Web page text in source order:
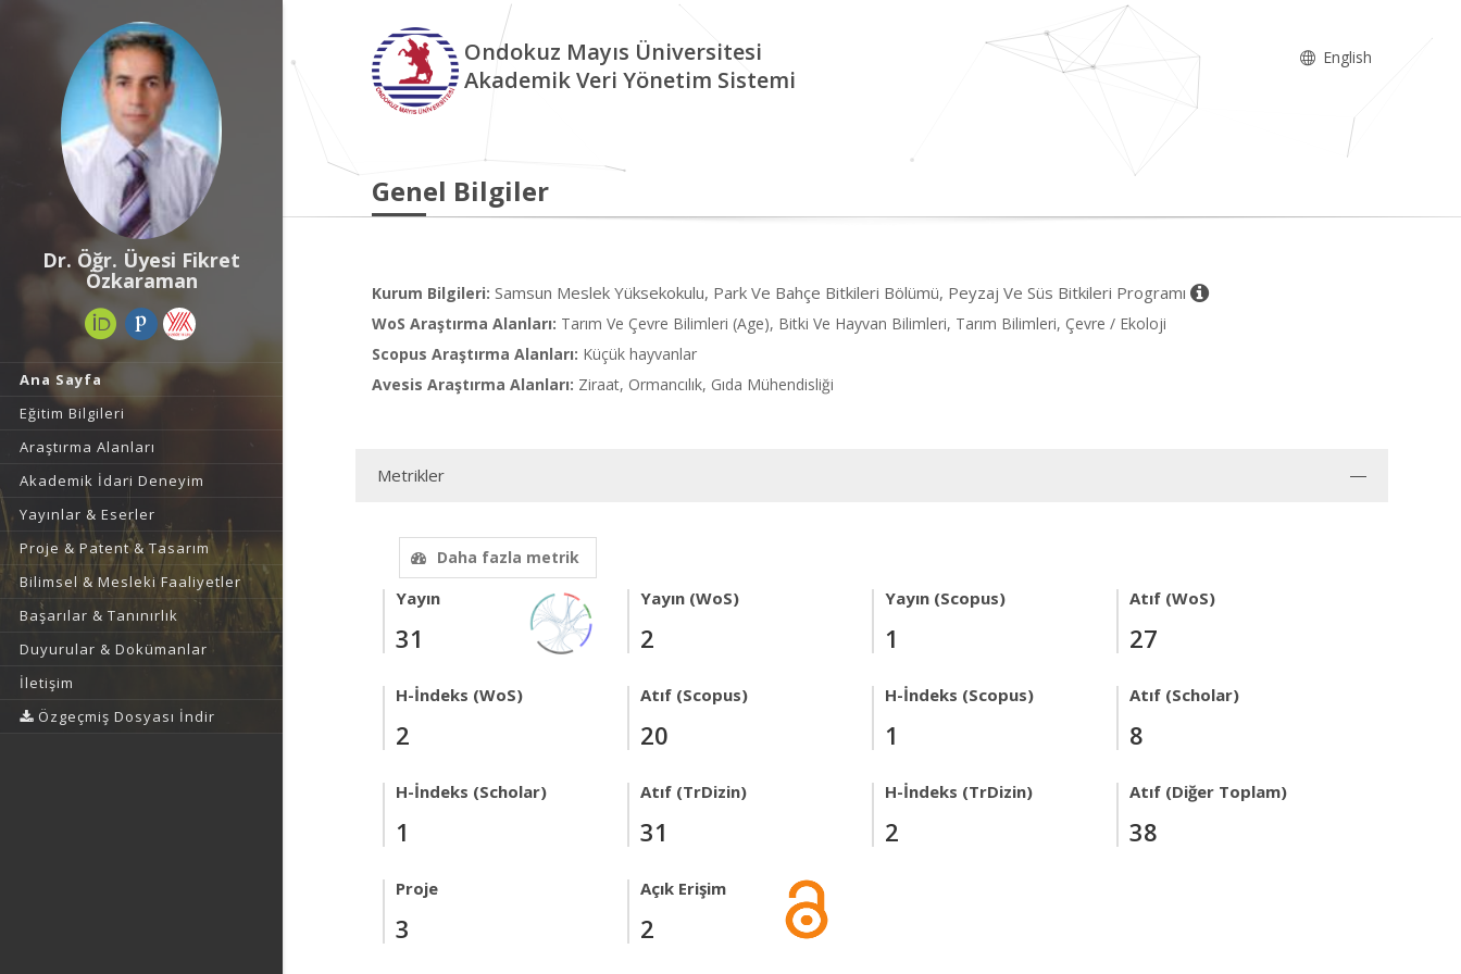
Dr. Öğr. Üyesi Fikret
Özkaraman
Ana Sayfa
Eğitim Bilgileri
Araştırma Alanları
Akademik İdari Deneyim
Yayınlar & Eserler
Proje & Patent & Tasarım
Bilimsel & Mesleki Faaliyetler
Başarılar & Tanınırlık
Duyurular & Dokümanlar
İletişim
Özgeçmiş Dosyası İndir
Ondokuz Mayıs Üniversitesi
Akademik Veri Yönetim Sistemi
English
Genel Bilgiler
Kurum Bilgileri: Samsun Meslek Yüksekokulu, Park Ve Bahçe Bitkileri Bölümü, Peyzaj Ve Süs Bitkileri Programı
WoS Araştırma Alanları: Tarım Ve Çevre Bilimleri (Age), Bitki Ve Hayvan Bilimleri, Tarım Bilimleri, Çevre / Ekoloji
Scopus Araştırma Alanları: Küçük hayvanlar
Avesis Araştırma Alanları: Ziraat, Ormancılık, Gıda Mühendisliği
Metrikler
Daha fazla metrik
Yayın
31
Yayın (WoS)
2
Yayın (Scopus)
1
Atıf (WoS)
27
H-İndeks (WoS)
2
Atıf (Scopus)
20
H-İndeks (Scopus)
1
Atıf (Scholar)
8
H-İndeks (Scholar)
1
Atıf (TrDizin)
31
H-İndeks (TrDizin)
2
Atıf (Diğer Toplam)
38
Proje
3
Açık Erişim
2